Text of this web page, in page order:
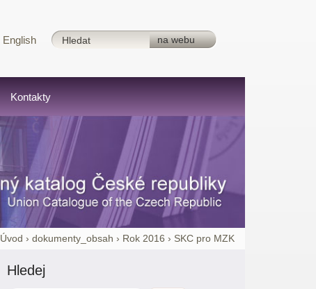
English
Kontakty
Úvod ›dokumenty_obsah › Rok 2016 › SKC pro MZK
Hledej